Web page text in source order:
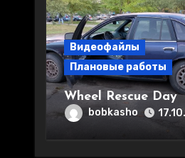
Видеофайлы
Плановые работы
Wheel Rescue Day
bobkasho